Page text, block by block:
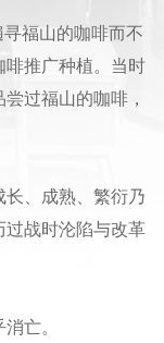
福山的咖啡而不
啡推广种植。当时
过福山的咖啡，
、成熟、繁衍乃
过战时沦陷与改革
亡。